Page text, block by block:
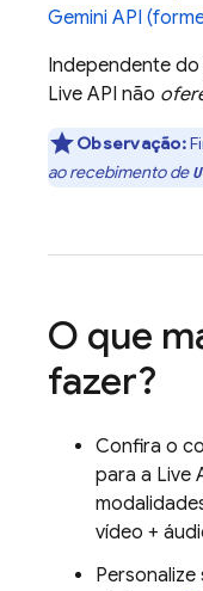
Gemini API
Independente
Live API não
Observação:
ao recebimento de
O que
fazer?
Confira o
para a Live
vídeo +